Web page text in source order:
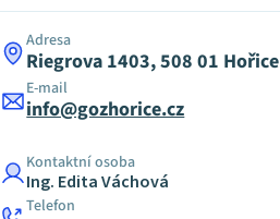
Adresa
Riegrova 1403, 508 01 Hořice
E-mail
info@gozhorice.cz
Kontaktní osoba
Ing. Edita Váchová
Telefon